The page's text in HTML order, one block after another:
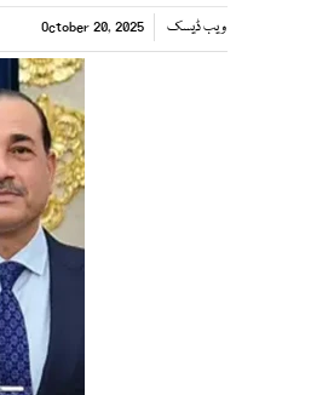
ویب ڈیسک October 20, 2025